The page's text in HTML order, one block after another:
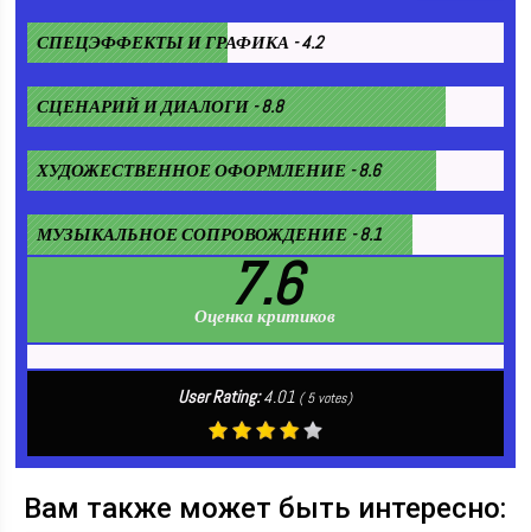
СПЕЦЭФФЕКТЫ И ГРАФИКА - 4.2
СЦЕНАРИЙ И ДИАЛОГИ - 8.8
ХУДОЖЕСТВЕННОЕ ОФОРМЛЕНИЕ - 8.6
МУЗЫКАЛЬНОЕ СОПРОВОЖДЕНИЕ - 8.1
7.6
Оценка критиков
User Rating:4.01 (5votes)
Вам также может быть интересно: